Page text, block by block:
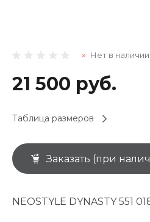
Нет в наличии
21 500 руб.
Таблица размеров
Заказать (при
NEOSTYLE DYNASTY 551